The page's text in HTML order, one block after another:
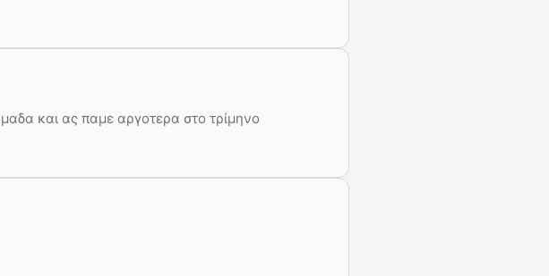
και ας παμε αργοτερα στο τρίμηνο